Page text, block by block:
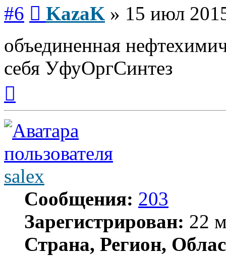
#6 KazaK » 15 июл
объединенная
себя УфуОргСинтез
началу
salex
Сообщения: 203
Зарегистрирован: 22
Страна, Регион,